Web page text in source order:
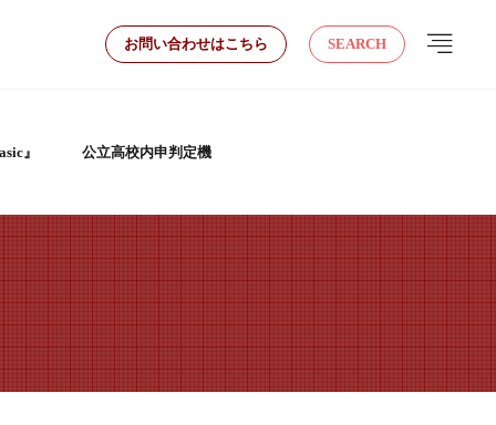
お問い合わせはこちら SEARCH
』 公立高校内申判定機